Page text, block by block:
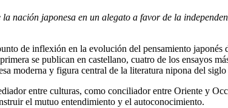
nación japonesa en un alegato a favor de la
de inflexión en la evolución del pensamiento
se publican en castellano, cuatro de los ensayos
moderna y figura central de la literatura nipona del siglo
entre culturas, como conciliador entre Oriente y
el mutuo entendimiento y el autoconocimiento.